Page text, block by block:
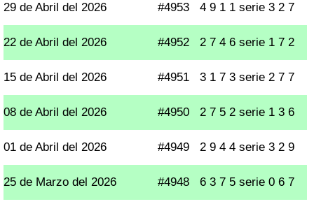
29 de Abril del 2026 #4953 4 9 1 1 serie 3 2 7
22 de Abril del 2026 #4952 2 7 4 6 serie 1 7 2
15 de Abril del 2026 #4951 3 1 7 3 serie 2 7 7
08 de Abril del 2026 #4950 2 7 5 2 serie 1 3 6
01 de Abril del 2026 #4949 2 9 4 4 serie 3 2 9
25 de Marzo del 2026 #4948 6 3 7 5 serie 0 6 7